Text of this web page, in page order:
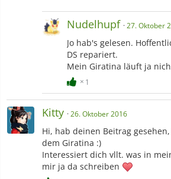
Nudelhupf 27. Oktober
Jo hab's gelesen.
DS repariert.
Mein Giratina läuft ja
1
Kitty 26. Oktober 2016
Hi, hab deinen Beitrag
dem Giratina :)
Interessiert dich vllt. was in
mir ja da schreiben